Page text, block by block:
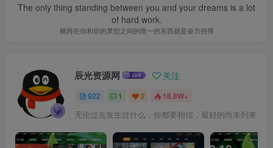
The only thing standing between you and your dreams is a lot
of hard work.
横跨在你和你的梦想之间的唯一的东西就是奋力拼搏
辰光资源网 关注
922 1 2 18.8W+
无论过去发生过什么，你都要相信，最好的尚未到来